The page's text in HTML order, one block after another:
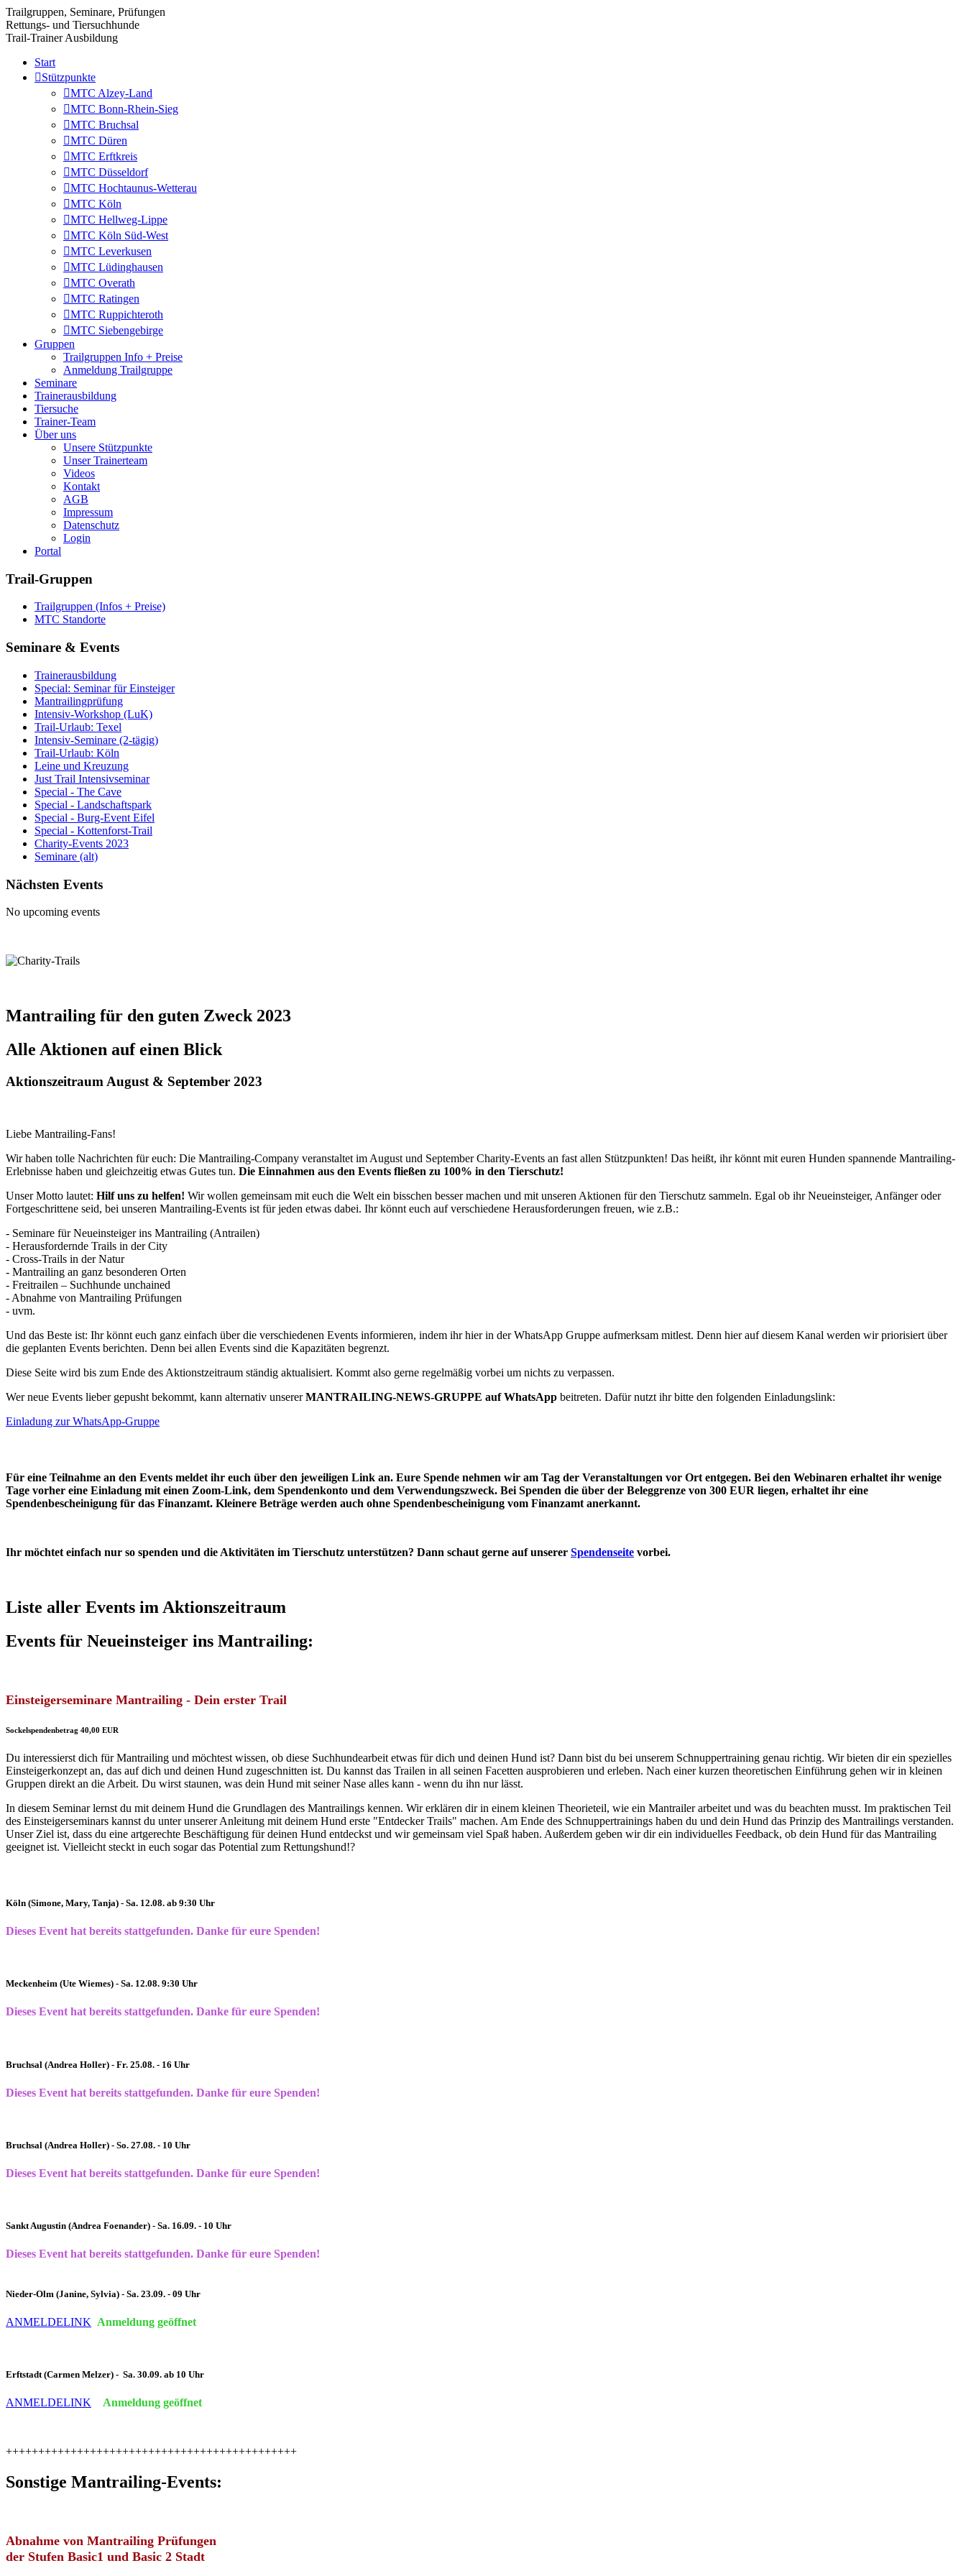
Trailgruppen, Seminare, Prüfungen
Rettungs- und Tiersuchhunde
Trail-Trainer Ausbildung
Start
Stützpunkte
MTC Alzey-Land
MTC Bonn-Rhein-Sieg
MTC Bruchsal
MTC Düren
MTC Erftkreis
MTC Düsseldorf
MTC Hochtaunus-Wetterau
MTC Köln
MTC Hellweg-Lippe
MTC Köln Süd-West
MTC Leverkusen
MTC Lüdinghausen
MTC Overath
MTC Ratingen
MTC Ruppichteroth
MTC Siebengebirge
Gruppen
Trailgruppen Info + Preise
Anmeldung Trailgruppe
Seminare
Trainerausbildung
Tiersuche
Trainer-Team
Über uns
Unsere Stützpunkte
Unser Trainerteam
Videos
Kontakt
AGB
Impressum
Datenschutz
Login
Portal
Trail-Gruppen
Trailgruppen (Infos + Preise)
MTC Standorte
Seminare & Events
Trainerausbildung
Special: Seminar für Einsteiger
Mantrailingprüfung
Intensiv-Workshop (LuK)
Trail-Urlaub: Texel
Intensiv-Seminare (2-tägig)
Trail-Urlaub: Köln
Leine und Kreuzung
Just Trail Intensivseminar
Special - The Cave
Special - Landschaftspark
Special - Burg-Event Eifel
Special - Kottenforst-Trail
Charity-Events 2023
Seminare (alt)
Nächsten Events
No upcoming events
Mantrailing für den guten Zweck 2023
Alle Aktionen auf einen Blick
Aktionszeitraum August & September 2023
Liebe Mantrailing-Fans!
Wir haben tolle Nachrichten für euch: Die Mantrailing-Company veranstaltet im August und September Charity-Events an fast allen Stützpunkten! Das heißt, ihr könnt mit euren Hunden spannende Mantrailing-
Erlebnisse haben und gleichzeitig etwas Gutes tun. Die Einnahmen aus den Events fließen zu 100% in den Tierschutz!
Unser Motto lautet: Hilf uns zu helfen! Wir wollen gemeinsam mit euch die Welt ein bisschen besser machen und mit unseren Aktionen für den Tierschutz sammeln. Egal ob ihr Neueinsteiger, Anfänger oder
Fortgeschrittene seid, bei unseren Mantrailing-Events ist für jeden etwas dabei. Ihr könnt euch auf verschiedene Herausforderungen freuen, wie z.B.:
- Seminare für Neueinsteiger ins Mantrailing (Antrailen)
- Herausfordernde Trails in der City
- Cross-Trails in der Natur
- Mantrailing an ganz besonderen Orten
- Freitrailen – Suchhunde unchained
- Abnahme von Mantrailing Prüfungen
- uvm.
Und das Beste ist: Ihr könnt euch ganz einfach über die verschiedenen Events informieren, indem ihr hier in der WhatsApp Gruppe aufmerksam mitlest. Denn hier auf diesem Kanal werden wir priorisiert über
die geplanten Events berichten. Denn bei allen Events sind die Kapazitäten begrenzt.
Diese Seite wird bis zum Ende des Aktionstzeitraum ständig aktualisiert. Kommt also gerne regelmäßig vorbei um nichts zu verpassen.
Wer neue Events lieber gepusht bekommt, kann alternativ unsererMANTRAILING-NEWS-GRUPPE auf WhatsApp beitreten. Dafür nutzt ihr bitte den folgenden Einladungslink:
Einladung zur WhatsApp-Gruppe
Für eine Teilnahme an den Events meldet ihr euch über den jeweiligen Link an. Eure Spende nehmen wir am Tag der Veranstaltungen vor Ort entgegen. Bei den Webinaren erhaltet ihr wenige
Tage vorher eine Einladung mit einen Zoom-Link, dem Spendenkonto und dem Verwendungszweck. Bei Spenden die über der Beleggrenze von 300 EUR liegen, erhaltet ihr eine
Spendenbescheinigung für das Finanzamt. Kleinere Beträge werden auch ohne Spendenbescheinigung vom Finanzamt anerkannt.
Ihr möchtet einfach nur so spenden und die Aktivitäten im Tierschutz unterstützen? Dann schaut gerne auf unserer Spendenseite vorbei.
Liste aller Events im Aktionszeitraum
Events für Neueinsteiger ins Mantrailing:
Einsteigerseminare Mantrailing - Dein erster Trail
Sockelspendenbetrag 40,00 EUR
Du interessierst dich für Mantrailing und möchtest wissen, ob diese Suchhundearbeit etwas für dich und deinen Hund ist? Dann bist du bei unserem Schnuppertraining genau richtig. Wir bieten dir ein spezielles
Einsteigerkonzept an, das auf dich und deinen Hund zugeschnitten ist. Du kannst das Trailen in all seinen Facetten ausprobieren und erleben. Nach einer kurzen theoretischen Einführung gehen wir in kleinen
Gruppen direkt an die Arbeit. Du wirst staunen, was dein Hund mit seiner Nase alles kann - wenn du ihn nur lässt.
In diesem Seminar lernst du mit deinem Hund die Grundlagen des Mantrailings kennen. Wir erklären dir in einem kleinen Theorieteil, wie ein Mantrailer arbeitet und was du beachten musst. Im praktischen Teil
des Einsteigerseminars kannst du unter unserer Anleitung mit deinem Hund erste "Entdecker Trails" machen. Am Ende des Schnuppertrainings haben du und dein Hund das Prinzip des Mantrailings verstanden.
Unser Ziel ist, dass du eine artgerechte Beschäftigung für deinen Hund entdeckst und wir gemeinsam viel Spaß haben. Außerdem geben wir dir ein individuelles Feedback, ob dein Hund für das Mantrailing
geeignet ist. Vielleicht steckt in euch sogar das Potential zum Rettungshund!?
Köln (Simone, Mary, Tanja) - Sa. 12.08. ab 9:30 Uhr
Dieses Event hat bereits stattgefunden. Danke für eure Spenden!
Meckenheim (Ute Wiemes) - Sa. 12.08. 9:30 Uhr
Dieses Event hat bereits stattgefunden. Danke für eure Spenden!
Bruchsal (Andrea Holler) - Fr. 25.08. - 16 Uhr
Dieses Event hat bereits stattgefunden. Danke für eure Spenden!
Bruchsal (Andrea Holler) - So. 27.08. - 10 Uhr
Dieses Event hat bereits stattgefunden. Danke für eure Spenden!
Sankt Augustin (Andrea Foenander) - Sa. 16.09. - 10 Uhr
Dieses Event hat bereits stattgefunden. Danke für eure Spenden!
Nieder-Olm (Janine, Sylvia) - Sa. 23.09. - 09 Uhr
ANMELDELINK Anmeldung geöffnet
Erftstadt (Carmen Melzer) - Sa. 30.09. ab 10 Uhr
ANMELDELINK Anmeldung geöffnet
+++++++++++++++++++++++++++++++++++++++++++++
Sonstige Mantrailing-Events:
Abnahme von Mantrailing Prüfungen
der Stufen Basic1 und Basic 2 Stadt